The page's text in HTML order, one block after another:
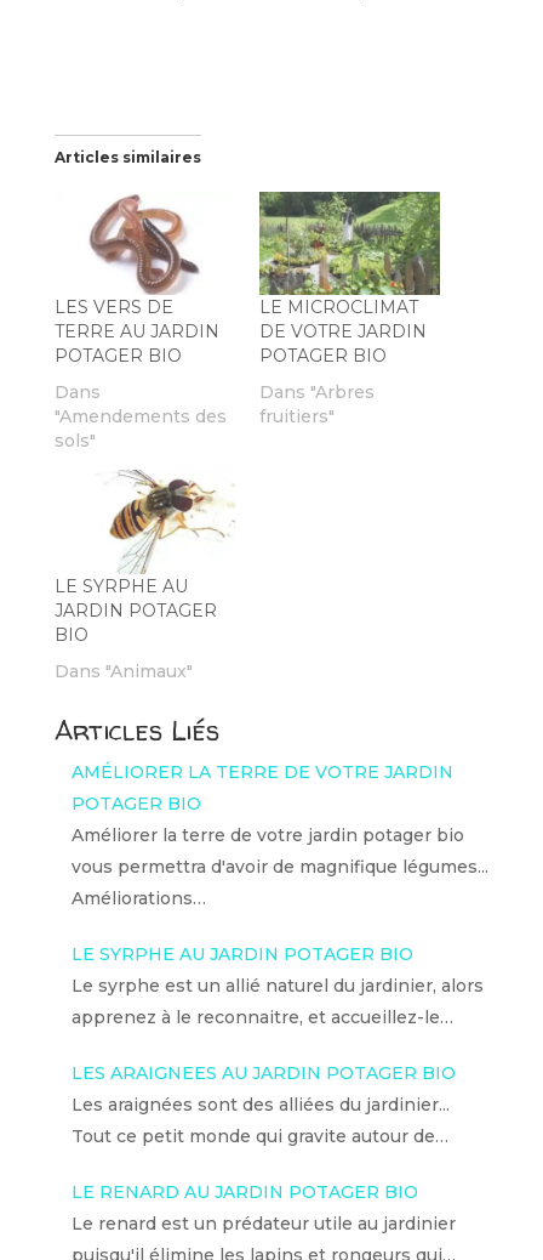
Articles similaires
LES VERS DE
TERRE AU JARDIN
POTAGER BIO
Dans
"Amendements des
sols"
LE MICROCLIMAT
DE VOTRE JARDIN
POTAGER BIO
Dans "Arbres
fruitiers"
LE SYRPHE AU
JARDIN POTAGER
BIO
Dans "Animaux"
Articles Liés
AMÉLIORER LA TERRE DE VOTRE JARDIN
POTAGER BIO
Améliorer la terre de votre jardin potager bio
vous permettra d'avoir de magnifique légumes...
Améliorations…
LE SYRPHE AU JARDIN POTAGER BIO
Le syrphe est un allié naturel du jardinier, alors
apprenez à le reconnaitre, et accueillez-le…
LES ARAIGNEES AU JARDIN POTAGER BIO
Les araignées sont des alliées du jardinier...
Tout ce petit monde qui gravite autour de…
LE RENARD AU JARDIN POTAGER BIO
Le renard est un prédateur utile au jardinier
puisqu'il élimine les lapins et rongeurs qui…